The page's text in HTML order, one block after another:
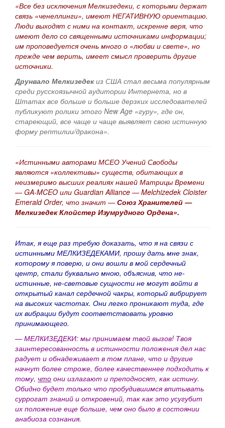
«Все без исключения Мелкизедеки, с которыми держат
связь «ченеллинги», имеют НЕГАТИВНУЮ ориентацию.
Люди выходят с ними на контакт, искренне веря, что
имеют дело со священными источниками информации;
им проповедуется очень много о «любви и свете», но
прежде чем верить, имеет смысл проверить другие
источники.
Друнвало Мелкизедекиз США стал весьма популярным
среди русскоязычной аудитории Интернета, но в
Штатах все больше и больше дерзких исследователей
публикуют ролики этого New Age «гуру», где он,
стареющий, все чаще и чаще выявляет свою истинную
форму рептилии/дракона».
«Истинными авторами МСЕО Учений Свободы
являются «коллективы» существ, обитающих в
неизмеримо высших реалиях нашей Матрицы Времени
— GA-MCEO или Guardian Alliance — Melchizedek Cloister
Emerald Order, что значит —Союз Хранителей —
Мелкизедек Клойстер Изумрудного Ордена».
Итак, я еще раз требую доказать, что я на связи с
истинными МЕЛКИЗЕДЕКАМИ, прошу дать мне знак,
которому я поверю, и они вошли в мой сердечный
центр, стали буквально мною, объяснив, что не-
истинные, не-световые сущности не могут войти в
открытый канал сердечной чакры, который вибрирует
на высоких частотах. Они легко проникают туда, где
их вибрации будут соответствовать уровню
принимающего.
— МЕЛКИЗЕДЕКИ: мы принимаем твой вызов! Твоя
заинтересованность в истинности положения дел нас
радует и обнадеживает в том плане, что и другие
начнут более строже, более качественнее подходить к
тому, что они излагают и преподносят, как истину.
Обидно будет только что пробудившимся впитывать
суррогат знаний и откровений, так как это усугубит
их положение еще больше, чем оно было в состоянии
анабиоза сознания.